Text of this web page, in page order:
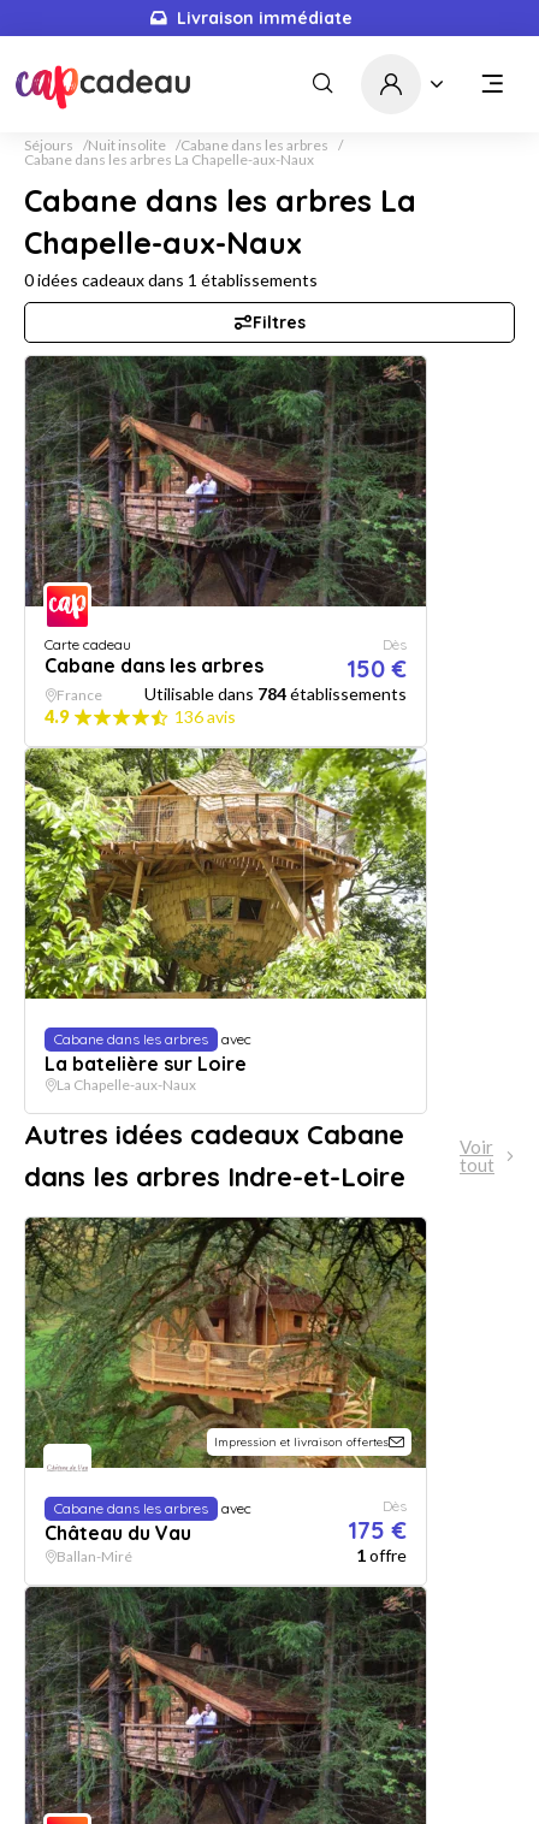
Livraison immédiate
Séjours Nuit insolite
Cabane dans les arbres
Cabane dans les arbres La Chapelle-aux-Naux
Cabane dans les arbres La
Chapelle-aux-Naux
0idées cadeaux dans 1 établissements
Filtres
Carte cadeau
Cabane dans les arbres
Dès
150 €
France Utilisable dans 784établissements
4.9
136 avis
Cabane dans les arbres avec
La batelière sur Loire
La Chapelle-aux-Naux
Autres idées cadeaux Cabane
dans les arbres Indre-et-Loire
Voir
tout
Impression et livraison offertes
Cabane dans les arbres avec
Château du Vau
Dès
175 €
Ballan-Miré 1offre